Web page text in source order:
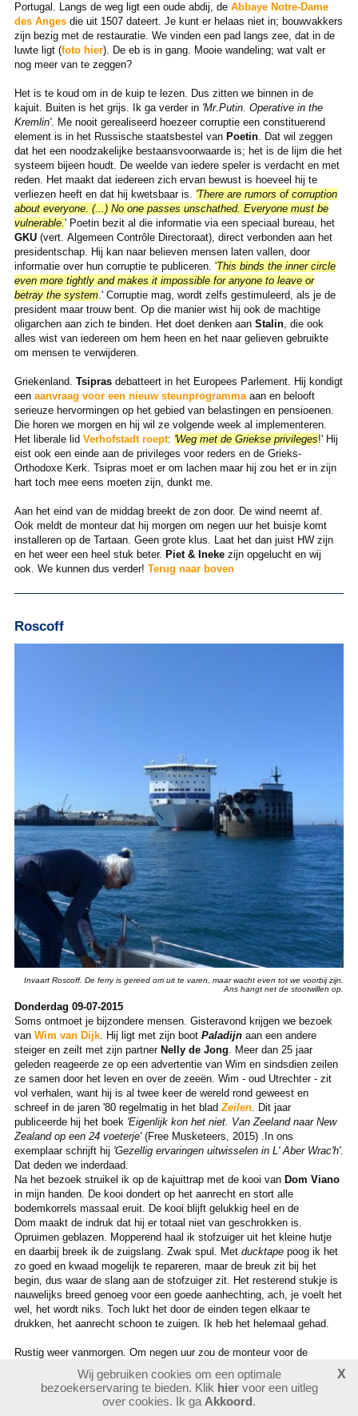
Portugal. Langs de weg ligt een oude abdij, de Abbaye Notre-Dame
des Anges die uit 1507 dateert. Je kunt er helaas niet in; bouwvakkers
zijn bezig met de restauratie. We vinden een pad langs zee, dat in de
luwte ligt (foto hier). De eb is in gang. Mooie wandeling; wat valt er
nog meer van te zeggen?
Het is te koud om in de kuip te lezen. Dus zitten we binnen in de
kajuit. Buiten is het grijs. Ik ga verder in 'Mr.Putin. Operative in the
Kremlin'. Me nooit gerealiseerd hoezeer corruptie een constituerend
element is in het Russische staatsbestel van Poetin. Dat wil zeggen
dat het een noodzakelijke bestaansvoorwaarde is; het is de lijm die het
systeem bijeen houdt. De weelde van iedere speler is verdacht en met
reden. Het maakt dat iedereen zich ervan bewust is hoeveel hij te
verliezen heeft en dat hij kwetsbaar is. 'There are rumors of corruption
about everyone. (...) No one passes unschathed. Everyone must be
vulnerable.' Poetin bezit al die informatie via een speciaal bureau, het
GKU(vert. Algemeen Contrôle Directoraat), direct verbonden aan het
presidentschap. Hij kan naar believen mensen laten vallen, door
informatie over hun corruptie te publiceren. 'This binds the inner circle
even more tightly and makes it impossible for anyone to leave or
betray the system.' Corruptie mag, wordt zelfs gestimuleerd, als je de
president maar trouw bent. Op die manier wist hij ook de machtige
oligarchen aan zich te binden. Het doet denken aan Stalin, die ook
alles wist van iedereen om hem heen en het naar gelieven gebruikte
om mensen te verwijderen.
Griekenland. Tsiprasdebatteert in het Europees Parlement. Hij kondigt
een aanvraag voor een nieuw steunprogrammaaan en belooft
serieuze hervormingen op het gebied van belastingen en pensioenen.
Die horen we morgen en hij wil ze volgende week al implementeren.
Het liberale lid Verhofstadt roept: 'Weg met de Griekse privileges!' Hij
eist ook een einde aan de privileges voor reders en de Grieks-
Orthodoxe Kerk. Tsipras moet er om lachen maar hij zou het er in zijn
hart toch mee eens moeten zijn, dunkt me.
Aan het eind van de middag breekt de zon door. De wind neemt af.
Ook meldt de monteur dat hij morgen om negen uur het buisje komt
installeren op de Tartaan. Geen grote klus. Laat het dan juist HW zijn
en het weer een heel stuk beter. Piet & Inekezijn opgelucht en wij
ook. We kunnen dus verder! Terug naar boven
Roscoff
Invaart Roscoff. De ferry is gereed om uit te varen, maar wacht even tot we voorbij zijn.
Ans hangt net de stootwillen op.
Donderdag 09-07-2015
Soms ontmoet je bijzondere mensen. Gisteravond krijgen we bezoek
van Wim van Dijk. Hij ligt met zijn boot Paladijnaan een andere
steiger en zeilt met zijn partner Nelly de Jong . Meer dan 25 jaar
geleden reageerde ze op een advertentie van Wim en sindsdien zeilen
ze samen door het leven en over de zeeën. Wim - oud Utrechter - zit
vol verhalen, want hij is al twee keer de wereld rond geweest en
schreef in de jaren '80 regelmatig in het blad Zeilen. Dit jaar
publiceerde hij het boek 'Eigenlijk kon het niet. Van Zeeland naar New
Zealand op een 24 voeterje'(Free Musketeers, 2015) .In ons
exemplaar schrijft hij 'Gezellig ervaringen uitwisselen in L' Aber Wrac'h'.
Dat deden we inderdaad.
Na het bezoek struikel ik op de kajuittrap met de kooi van Dom Viano
in mijn handen. De kooi dondert op het aanrecht en stort alle
bodemkorrels massaal eruit. De kooi blijft gelukkig heel en de
Dom maakt de indruk dat hij er totaal niet van geschrokken is.
Opruimen geblazen. Mopperend haal ik stofzuiger uit het kleine hutje
en daarbij breek ik de zuigslang. Zwak spul. Met ducktapepoog ik het
zo goed en kwaad mogelijk te repareren, maar de breuk zit bij het
begin, dus waar de slang aan de stofzuiger zit. Het resterend stukje is
nauwelijks breed genoeg voor een goede aanhechting, ach, je voelt het
wel, het wordt niks. Toch lukt het door de einden tegen elkaar te
drukken, het aanrecht schoon te zuigen. Ik heb het helemaal gehad.
Rustig weer vanmorgen. Om negen uur zou de monteur voor de
kwart voor tien houdt Piet het niet meer; hij gaat erheen.
Ondertussen betalen we alvast het havengeld en halen vers stokbrood.
Ook bel ik de verzekering (Unigarant ) om onze dekking om te zetten
Wij gebruiken cookies om een optimale
bezoekerservaring te bieden. Klik hiervoor een uitleg
over cookies. Ik ga Akkoord.
X